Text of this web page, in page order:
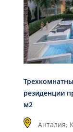
резиденции
м2
Анталия,